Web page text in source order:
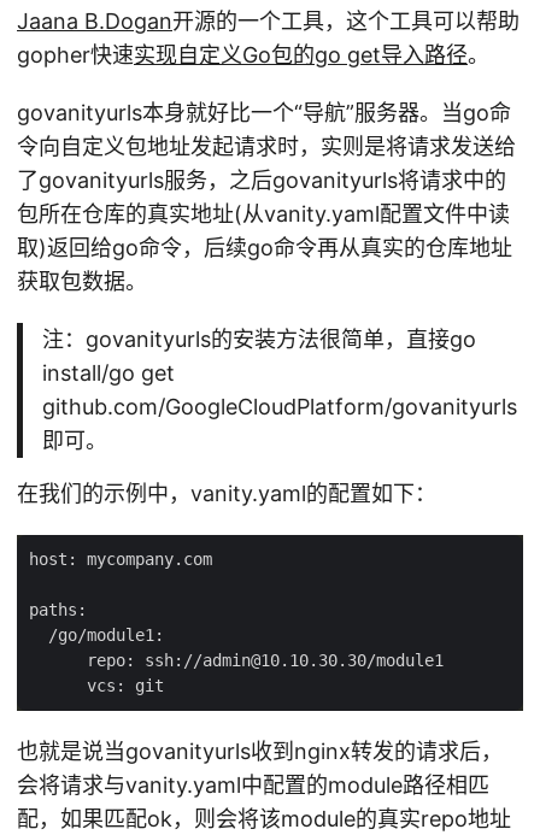
Jaana B.Dogan开源的一个工具，这个工具可以帮助
gopher快速实现自定义Go包的go get导入路径。
govanityurls本身就好比一个“导航”服务器。当go命
令向自定义包地址发起请求时，实则是将请求发送给
了govanityurls服务，之后govanityurls将请求中的
包所在仓库的真实地址(从vanity.yaml配置文件中读
取)返回给go命令，后续go命令再从真实的仓库地址
获取包数据。
注：govanityurls的安装方法很简单，直接go
install/go get
github.com/GoogleCloudPlatform/govanityurls
即可。
在我们的示例中，vanity.yaml的配置如下：
也就是说当govanityurls收到nginx转发的请求后，
会将请求与vanity.yaml中配置的module路径相匹
配，如果匹配ok，则会将该module的真实repo地址